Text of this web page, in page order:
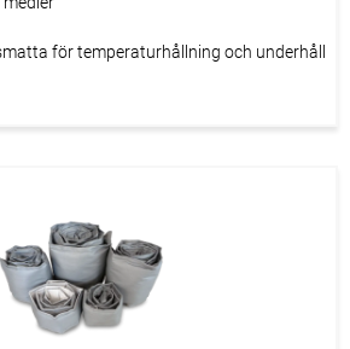
för temperaturhållning och underhåll